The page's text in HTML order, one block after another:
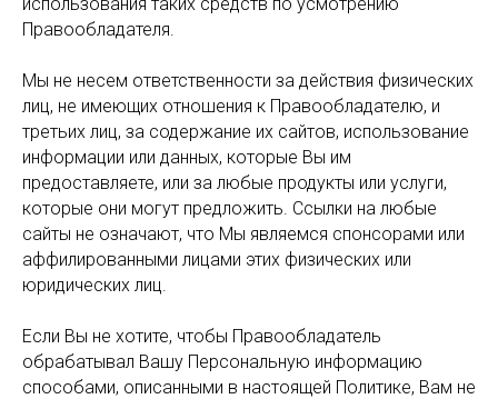
Правообладателя.
Мы не несем ответственности за действия физических
лиц, не имеющих отношения к Правообладателю, и
третьих лиц, за содержание их сайтов, использование
информации или данных, которые Вы им
предоставляете, или за любые продукты или услуги,
которые они могут предложить. Ссылки на любые
сайты не означают, что Мы являемся спонсорами или
аффилированными лицами этих физических или
юридических лиц.
Если Вы не хотите, чтобы Правообладатель
обрабатывал Вашу Персональную информацию
способами, описанными в настоящей Политике, Вам не